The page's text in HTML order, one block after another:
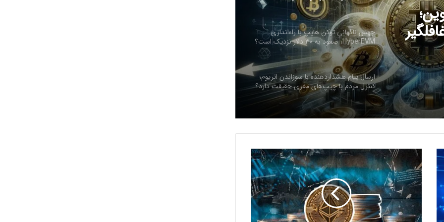
راه‌اندازی HyperEVM؛ صعود به ۳۰
ارسال پیام هشداردهنده با سوزاندن اتریوم؛
کنترل مردم با چیپ‌های مغزی حقیقت دارد؟
ایلان ماسک در تلاش‌ برای کاهش قدرت
SEC؛ ریپل در کانون توجه بازار قرار گرفت!
ریزش ۷۶ درصدی تپ‌سواپ در اولین روز
معاملات! آیا بازگشتی در کار است؟
درخواست ایلان ماسک برای بررسی فورت
ناکس؛ بحران طلا به سود بیت‌کوین تمام
می‌شود؟
سرمایه‌گذاران سازمانی در حال انباشت کاردانو!
ظ
ه
و
ر
ا